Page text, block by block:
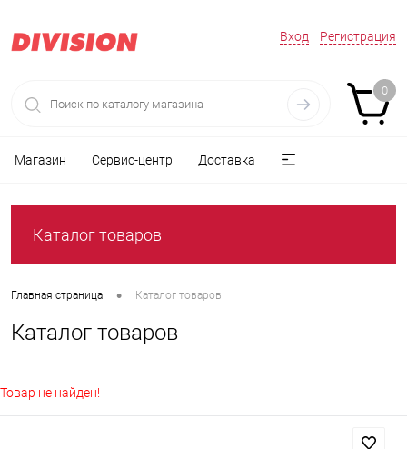
Вход Регистрация
0
Магазин Сервис-центр Доставка
Каталог товаров
Главная страница • Каталог товаров
Каталог товаров
Товар не найден!